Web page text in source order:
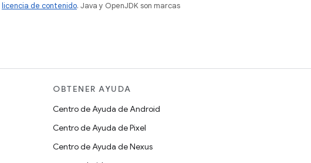
licencia de contenido. Java y OpenJDK son marcas
OBTENER AYUDA
Centro de Ayuda de Android
Centro de Ayuda de Pixel
Centro de Ayuda de Nexus